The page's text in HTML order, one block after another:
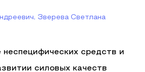
Зверева Светлана
неспецифических средств и
силовых качеств